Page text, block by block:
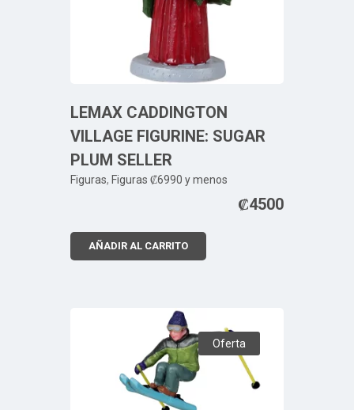
LEMAX CADDINGTON
VILLAGE FIGURINE: SUGAR
PLUM SELLER
Figuras, Figuras ₡6990 y menos
₡4500
AÑADIR AL CARRITO
Oferta